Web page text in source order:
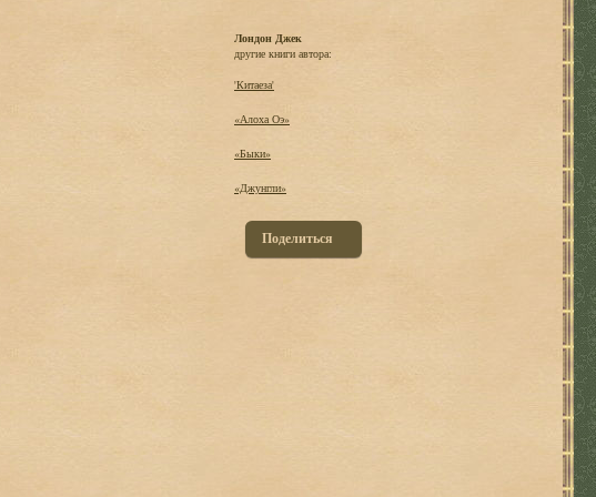
Лондон Джек
другие книги автора:
'Китаеза'
«Алоха Оэ»
«Быки»
«Джунгли»
Поделиться